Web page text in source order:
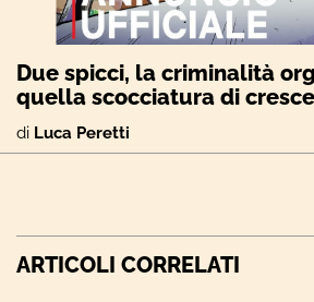
Due spicci, la criminalità
quella scocciatura di
di Luca Peretti
ARTICOLI CORRELATI